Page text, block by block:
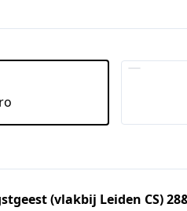
(vlakbij Leiden CS)